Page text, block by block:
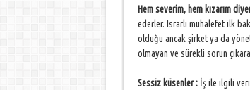
Hem severim, hem kızarım
ederler. Israrlı muhalefet ilk
olduğu ancak şirket ya da
olmayan ve sürekli sorun
Sessiz küsenler :İş ile ilgili